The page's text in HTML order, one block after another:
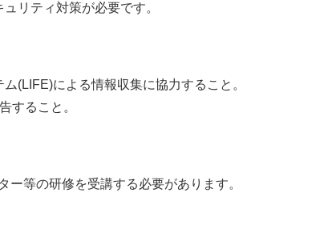
リティ対策が必要です。
(LIFE)による情報収集に協力すること。
すること。
ー等の研修を受講する必要があります。